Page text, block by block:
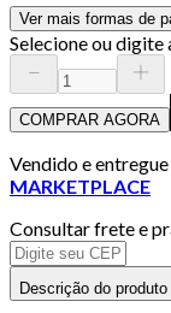
Ver mais formas de
Selecione ou digite
COMPRAR AGORA
Vendido e
MARKETPLACE
Consultar frete e
Descrição do produto